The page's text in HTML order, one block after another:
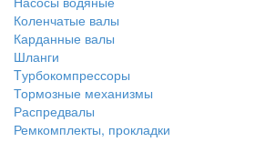
Коленчатые валы
Карданные валы
Шланги
Tурбокомпрессоры
Тормозные механизмы
Распредвалы
Ремкомплекты, прокладки